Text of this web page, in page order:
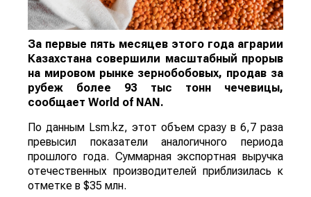
За первые пять месяцев этого года аграрии
Казахстана совершили масштабный прорыв
на мировом рынке зернобобовых, продав за
рубеж более 93 тыс тонн чечевицы,
сообщает World of NAN .
По данным Lsm.kz, этот объем сразу в 6,7 раза
превысил показатели аналогичного периода
прошлого года. Суммарная экспортная выручка
отечественных производителей приблизилась к
отметке в $35 млн.